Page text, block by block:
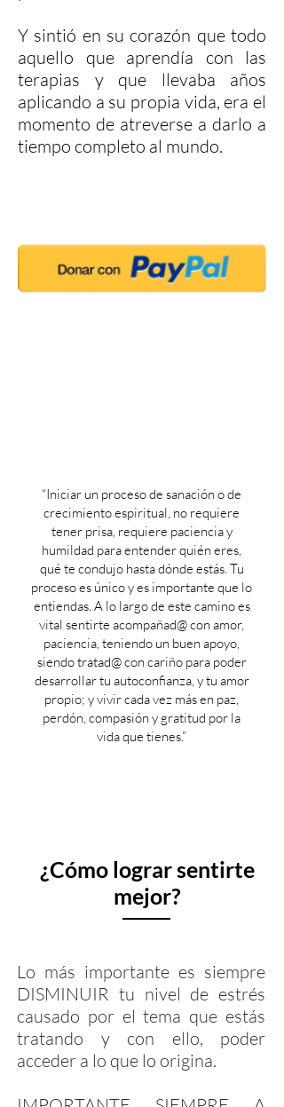
Y sintió en su corazón que todo
aquello que aprendía con las
terapias y que llevaba años
aplicando a su propia vida, era el
momento de atreverse a darlo a
tiempo completo al mundo.
“Iniciar un proceso de sanación o de
crecimiento espiritual, no requiere
tener prisa, requiere paciencia y
humildad para entender quién eres,
qué te condujo hasta dónde estás. Tu
proceso es único y es importante que lo
entiendas. A lo largo de este camino es
vital sentirte acompañad@ con amor,
paciencia, teniendo un buen apoyo,
siendo tratad@ con cariño para poder
desarrollar tu autoconfianza, y tu amor
propio; y vivir cada vez más en paz,
perdón, compasión y gratitud por la
vida que tienes.”
¿Cómo lograr sentirte
mejor?
Lo más importante es siempre
DISMINUIR tu nivel de estrés
causado por el tema que estás
tratando y con ello, poder
acceder a lo que lo origina.